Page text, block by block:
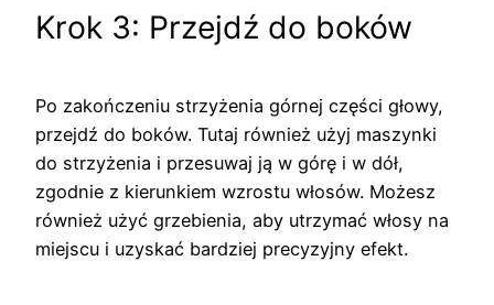
Krok 3: Przejdź do boków
Po zakończeniu strzyżenia górnej części głowy,
przejdź do boków. Tutaj również użyj maszynki
do strzyżenia i przesuwaj ją w górę i w dół,
zgodnie z kierunkiem wzrostu włosów. Możesz
również użyć grzebienia, aby utrzymać włosy na
miejscu i uzyskać bardziej precyzyjny efekt.